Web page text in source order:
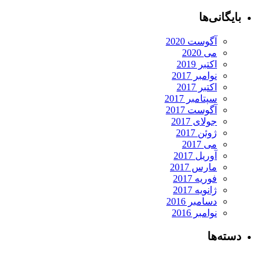
بایگانی‌ها
آگوست 2020
می 2020
اکتبر 2019
نوامبر 2017
اکتبر 2017
سپتامبر 2017
آگوست 2017
جولای 2017
ژوئن 2017
می 2017
آوریل 2017
مارس 2017
فوریه 2017
ژانویه 2017
دسامبر 2016
نوامبر 2016
دسته‌ها